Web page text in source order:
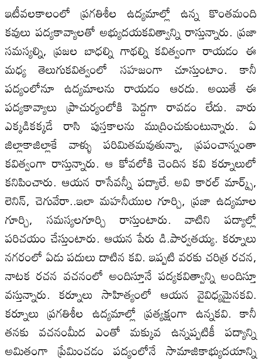
ఇటీవలకాలంలో ప్రగతిశీల ఉద్యమాల్లో ఉన్న కొంతమంది
కవులు పద్యకావ్యాలతో అభ్యుదయకవిత్వాన్ని రాస్తున్నారు. ప్రజా
సమస్యల్ని, ప్రజల బాధల్ని గాథల్ని కవిత్వంగా రాయడం ఈ
మధ్య తెలుగుకవిత్వంలో సహజంగా చూస్తుంటాం. కానీ
పద్యంలోనూ ఉద్యమాలను రాయడం ఆరదు. అయితే ఈ
పద్యకావ్యాలు ప్రాచుర్యంలోకి పెద్దగా రావడం లేదు. వారు
ఎక్కడికక్కడే రాసి పుస్తకాలను ముద్రించుకుంటున్నారు. ఏ
జిల్లాకాజిల్లాకే వాళ్ళు పరిమితమవుతున్నా, ప్రపంచాన్నంతా
కవిత్వంగా రాస్తున్నారు. ఆ కోవలోకి చెందిన కవి కర్నూలులో
కనిపించారు. ఆయన రాసేవన్నీ పద్యాలే. అవి కారల్‌ మార్క్స్‌,
లెనిన్‌, చెగువేరా..ఇలా మహనీయుల గూర్చి, ప్రజా ఉద్యమాల
గూర్చి, సమస్యలగూర్చి రాస్తుంటారు. వాటిని పద్యాల్లో
పరిచయం చేస్తుంటారు. ఆయన పేరు డి.పార్వతయ్య. కర్నూలు
నగరంలో ఏడు పదులు దాటిన కవి. ఇప్పటి వరకు చరిత్ర రచన,
నాటక రచన వచనంలో అందిస్తూనే పద్యకవిత్వాన్ని అందిస్తూ
వస్తున్నారు. కర్నూలు సాహిత్యంలో ఆయన వైవిధ్యమైనకవి.
కర్నూలు ప్రగతిశీల ఉద్యమాల్లో ప్రత్యక్షంగా ఉన్నకవి. కానీ
తనకు వచనంమీద ఎంతో మక్కువ ఉన్నప్పటికీ పద్యాన్ని
అమితంగా ప్రేమించడం పద్యంలోనే సామాజికాభ్యుదయాన్ని